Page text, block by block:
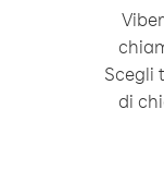
Scegli
di